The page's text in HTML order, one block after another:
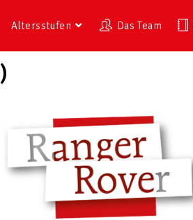
Altersstufen Das Team